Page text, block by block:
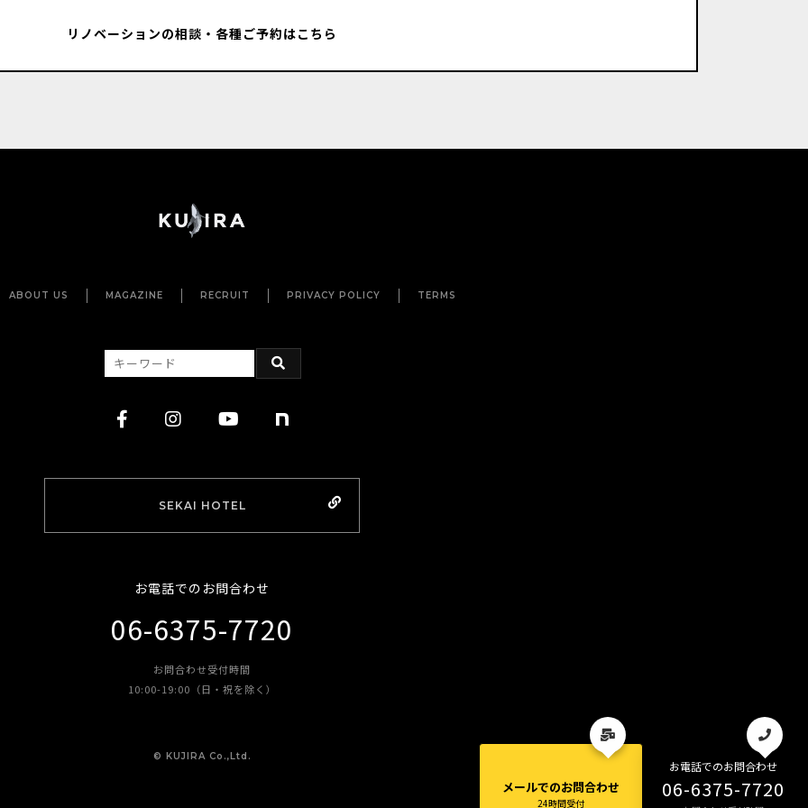
メールでのお問合わせ
24時間受付
お電話でのお問合わせ
06-6375-7720
リノベーションの相談・各種ご予約はこちら
ABOUT US MAGAZINE RECRUIT PRIVACY POLICY TERMS
SEKAI HOTEL
お電話でのお問合わせ
06-6375-7720
お問合わせ受付時間
10:00-19:00（日・祝を除く）
©︎ KUJIRA Co.,Ltd.